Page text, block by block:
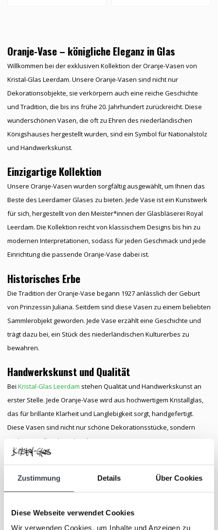
Zustimmung Details Über Cookies
Diese Webseite verwendet Cookies
Wir verwenden Cookies, um Inhalte und Anzeigen zu
Oranje-Vase– königliche Eleganz in Glas
Willkommen bei der exklusiven Kollektion der Oranje-Vasen von
Kristal-Glas Leerdam. Unsere Oranje-Vasen sind nicht nur
Dekorationsobjekte, sie verkörpern auch eine reiche Geschichte
und Tradition, die bis ins frühe 20. Jahrhundert zurückreicht. Diese
wunderschönen Vasen, die oft zu Ehren des niederländischen
Königshauses hergestellt wurden, sind ein Symbol für Nationalstolz
und Handwerkskunst.
Einzigartige Kollektion
Unsere Oranje-Vasen wurden sorgfältig ausgewählt, um Ihnen das
Beste des Leerdamer Glases zu bieten. Jede Vase ist ein Kunstwerk
für sich, hergestellt von den Meister*innen der Glasbläserei Royal
Leerdam. Die Kollektion reicht von klassischem Designs bis hin zu
modernen Interpretationen, sodass für jeden Geschmack und jede
Einrichtung die passende Oranje-Vase dabei ist.
Historisches Erbe
Die Tradition der Oranje-Vase begann 1927 anlässlich der Geburt
von Prinzessin Juliana. Seitdem sind diese Vasen zu einem beliebten
Sammlerobjekt geworden. Jede Vase erzählt eine Geschichte und
trägt dazu bei, ein Stück des niederländischen Kulturerbes zu
bewahren.
Handwerkskunst und Qualität
Bei Kristal-Glas Leerdam stehen Qualität und Handwerkskunst an
erster Stelle. Jede Oranje-Vase wird aus hochwertigem Kristallglas,
das für brillante Klarheit und Langlebigkeit sorgt, handgefertigt.
Diese Vasen sind nicht nur schöne Dekorationsstücke, sondern
auch wertvolle Erbstücke, die von Generation zu Generation
weitergegeben werden können.
Oranje-Vase, das perfekte Geschenk!
Auf der Suche nach einem besonderen Geschenk? Eine Oranje-